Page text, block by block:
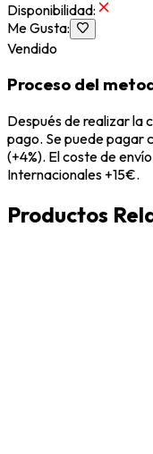
Disponibilidad:
Me Gusta:
Vendido
Proceso del
Después de realizar la
pago. Se puede pagar
(+4%). El coste de
Internacionales +15€.
Productos